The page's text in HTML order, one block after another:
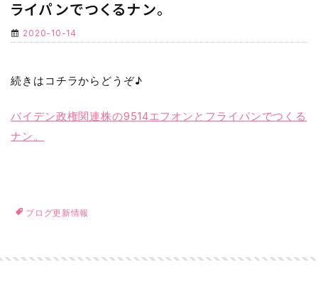
ライパンでつくるナン。
2020-10-14
続きはコチラからどうぞ♪
バイデン政権関連株の9514エフオンとフライパンでつくる
ナン。
ブログ更新情報